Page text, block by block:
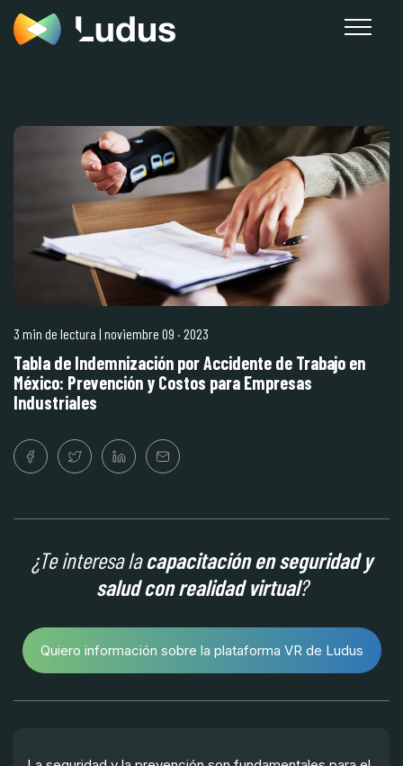
3 min de lectura | noviembre 09 · 2023
Tabla de Indemnización por Accidente de Trabajo en
México: Prevención y Costos para Empresas
Industriales
¿Te interesa lacapacitación en seguridad y
salud con realidad virtual?
Quiero información sobre la plataforma VR de Ludus